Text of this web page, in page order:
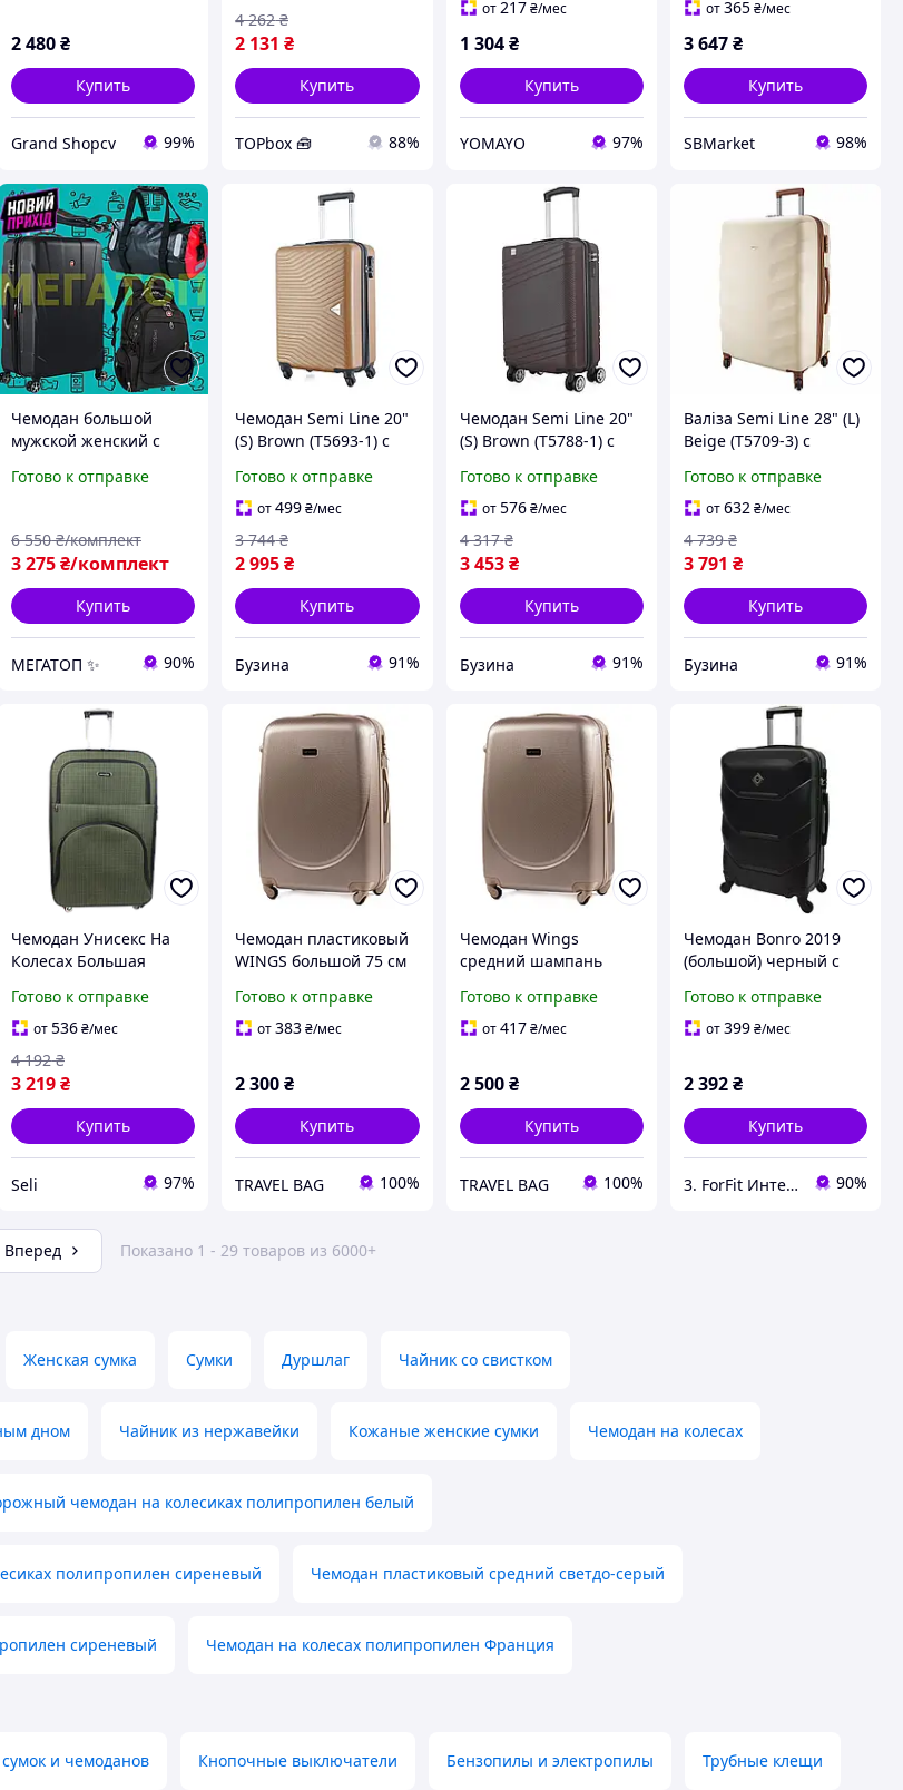
2 480₴
Купить
Grand Shopcv 99%
2 131 ₴
4 262 ₴
Купить
TOPbox 🧰 88%
Tourist маленький
коричневый
от217 ₴/мес
1 304 ₴
Купить
YOMAYO 97%
ручкой
от365₴/мес
3 647₴
Купить
SBMarket 98%
Чемодан большой
мужской женский с
ручкой и замком
полиэстер
Готово к отправке
3 275₴/комплект
6 550 ₴/комплект
Купить
МЕГАТОП ✨ 90%
Чемодан Semi Line 20"
(S) Brown (T5693-1) с
телескопической
ручкой и кодов
Готово к отправке
от499₴/мес
2 995₴
3 744 ₴
Купить
Бузина 91%
Чемодан Semi Line 20"
(S) Brown (T5788-1) с
телескопической
ручкой и кодовым
замком на колёсах
Готово к отправке
от576 ₴/мес
3 453 ₴
4 317 ₴
Купить
Бузина 91%
Валіза Semi Line 28" (L)
Beige (T5709-3) с
внутренним карманом
и ручкой на колёсах
Готово к отправке
от632₴/мес
3 791 ₴
4 739 ₴
Купить
Бузина 91%
Чемодан Унисекс На
Колесах Большая
Телескопической
Ручкой И Кодовым
Замком Gedox Gd Polo
Готово к отправке
от536₴/мес
3 219₴
4 192 ₴
Купить
Seli 97%
Чемодан пластиковый
WINGS большой 75 см
с расширением
Готово к отправке
от383₴/мес
2 300₴
Купить
TRAVEL BAG 100%
Чемодан Wings
средний шампань
пластиковый 65 см с
расширением
Готово к отправке
от417 ₴/мес
2 500 ₴
Купить
TRAVEL BAG 100%
Чемодан Bonro 2019
(большой) черный с
кодовым замком и
телескопической
Готово к отправке
от399₴/мес
2 392₴
Купить
3. ForFit Интернет-магазин спортивных товаров 90%
Вперед Показано 1 - 29 товаров из 6000+
Женская сумка Сумки Дуршлаг Чайник со свистком
дном Чайник из нержавейки Кожаные женские сумки Чемодан на колесах
чемодан на колесиках полипропилен белый
полипропилен сиреневый Чемодан пластиковый средний светдо-серый
сиреневый Чемодан на колесах полипропилен Франция
и чемоданов Кнопочные выключатели Бензопилы и электропилы Трубные клещи